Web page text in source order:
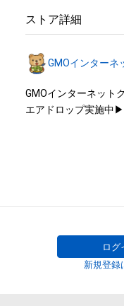
・本アイテムに関する
みますがこれらに限ら
それらの権利につき
れています。そのため
関する創作物にかか
ル、リバースエンジ
・本アイテムの購入、
ストア詳細
GMOインターネ
GMOインターネット
エアドロップ実施中▶
ログ
新規登録